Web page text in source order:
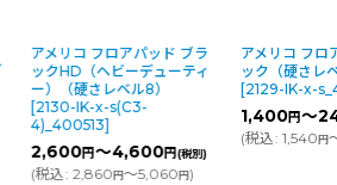
アメリコ フロアパッド ブラ
ックHD（ヘビーデューティ
ー）（硬さレベル8）
[2130-IK-x-s(C3-
4)_400513]
2,600円～4,600円(税別)
(税込: 2,860円～5,060円)
アメリコ フロ
ック（硬さレ
[2129-IK-x-
1,400円～
(税込: 1,540円